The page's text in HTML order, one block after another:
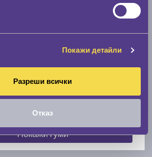
Покажи детайли
Разреши всички
Отказ
По марка автомобил
Покажи гуми